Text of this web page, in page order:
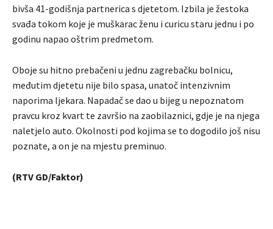
bivša 41-godišnja partnerica s djetetom. Izbila je žestoka
svađa tokom koje je muškarac ženu i curicu staru jednu i po
godinu napao oštrim predmetom.
Oboje su hitno prebačeni u jednu zagrebačku bolnicu,
međutim djetetu nije bilo spasa, unatoč intenzivnim
naporima ljekara. Napadač se dao u bijeg u nepoznatom
pravcu kroz kvart te završio na zaobilaznici, gdje je na njega
naletjelo auto. Okolnosti pod kojima se to dogodilo još nisu
poznate, a on je na mjestu preminuo.
(RTV GD/Faktor)